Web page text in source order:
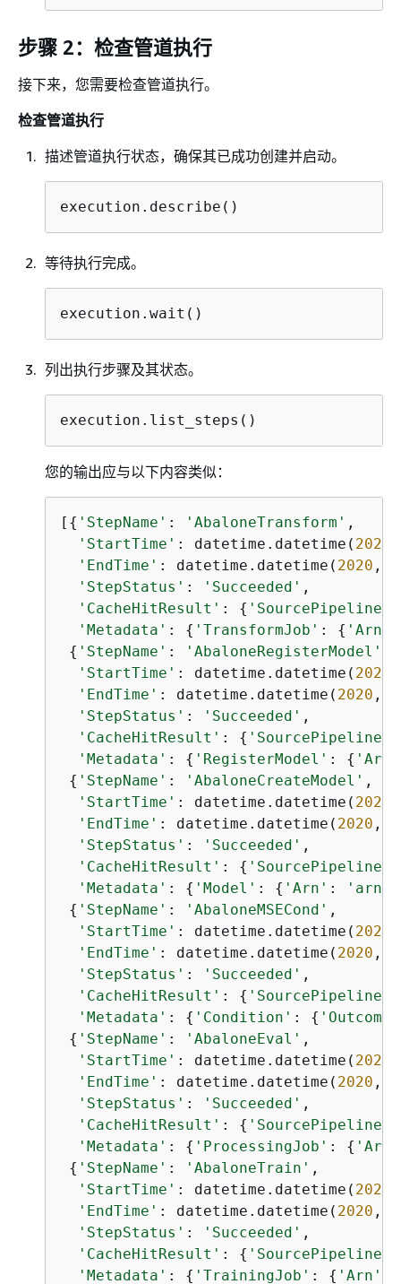
步骤 2：检查管道执行
接下来，您需要检查管道执行。
检查管道执行
描述管道执行状态，确保其已成功创建并启动。
execution.describe()
等待执行完成。
execution.wait()
列出执行步骤及其状态。
execution.list_steps()
您的输出应与以下内容类似：
[ { 'StepName' : 'AbaloneTransform' ,
'StartTime' : datetime.datetime( 2020
'EndTime' : datetime.datetime( 2020 ,
'StepStatus' : 'Succeeded' ,
'CacheHitResult' : {
'Metadata' : { 'TransformJob' : { 'Arn'
{ 'StepName' : 'AbaloneRegisterModel'
'StartTime' : datetime.datetime( 2020
'EndTime' : datetime.datetime( 2020 ,
'StepStatus' : 'Succeeded' ,
'CacheHitResult' : {
'Metadata' : { 'RegisterModel' : { 'Arn'
{ 'StepName' : 'AbaloneCreateModel' ,
'StartTime' : datetime.datetime( 2020
'EndTime' : datetime.datetime( 2020 ,
'StepStatus' : 'Succeeded' ,
'CacheHitResult' : {
'Metadata' : { 'Model' : { 'Arn' :
{ 'StepName' : 'AbaloneMSECond' ,
'StartTime' : datetime.datetime( 2020
'EndTime' : datetime.datetime( 2020 ,
'StepStatus' : 'Succeeded' ,
'CacheHitResult' : {
'Metadata' : { 'Condition' : { 'Outcome'
{ 'StepName' : 'AbaloneEval' ,
'StartTime' : datetime.datetime( 2020
'EndTime' : datetime.datetime( 2020 ,
'StepStatus' : 'Succeeded' ,
'CacheHitResult' : {
'Metadata' : { 'ProcessingJob' : { 'Arn'
{ 'StepName' : 'AbaloneTrain' ,
'StartTime' : datetime.datetime( 2020
'EndTime' : datetime.datetime( 2020 ,
'StepStatus' : 'Succeeded' ,
'CacheHitResult' : {
'Metadata' : { 'TrainingJob' : { 'Arn'